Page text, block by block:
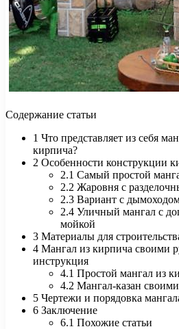
Содержание статьи
1 Что представляет из себя
кирпича?
2 Особенности конструкции
2.1 Самый простой
2.2 Жаровня с
2.3 Вариант с
2.4 Уличный мангал с
мойкой
3 Материалы для
4 Мангал из кирпича своими
инструкция
4.1 Простой мангал из
4.2 Мангал-казан
5 Чертежи и порядовка
6 Заключение
6.1 Похожие статьи